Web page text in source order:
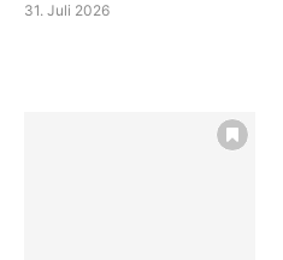
31. Juli 2026